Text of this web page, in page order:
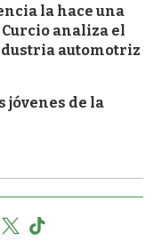
la hace una
analiza el
automotriz
jóvenes de la